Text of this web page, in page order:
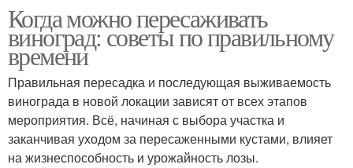
Когда можно пересаживать
виноград: советы по правильному
времени
Правильная пересадка и последующая выживаемость
винограда в новой локации зависят от всех этапов
мероприятия. Всё, начиная с выбора участка и
заканчивая уходом за пересаженными кустами, влияет
на жизнеспособность и урожайность лозы.